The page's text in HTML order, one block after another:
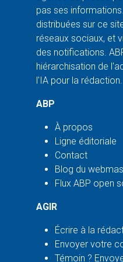
pas ses
distribuées sur ce
réseaux sociaux, et
des notifications.
hiérarchisation de
l'IA pour la rédaction.
ABP
À propos
Ligne éditoriale
Contact
Blog du
Flux ABP open
AGIR
Écrire à la
Envoyer votre
Témoin ?